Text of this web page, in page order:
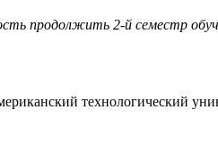
продолжить 2-й семестр
технологический